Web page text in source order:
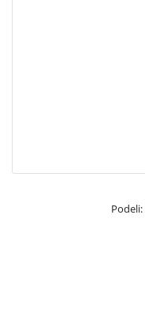
Podeli: